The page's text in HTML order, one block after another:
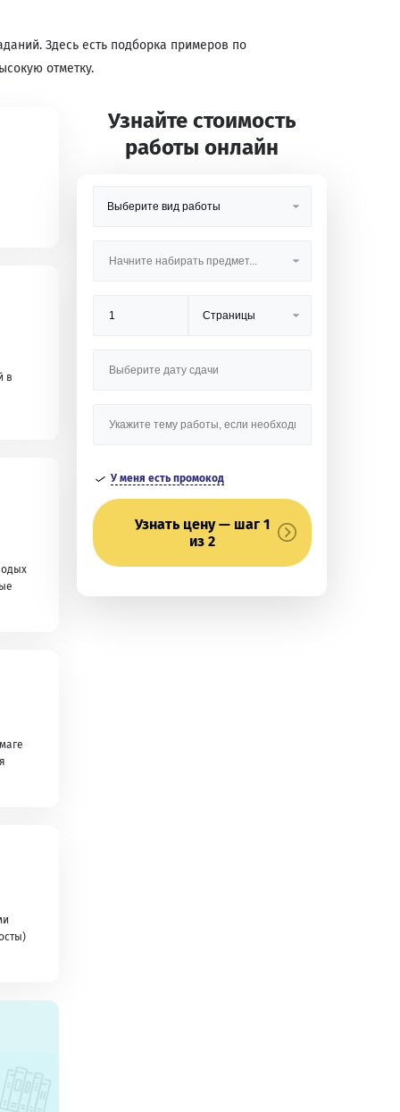
Здесь есть подборка примеров по
отметку.
в
Узнайте стоимость
работы онлайн
У меня есть промокод
Узнать цену — шаг 1
из 2